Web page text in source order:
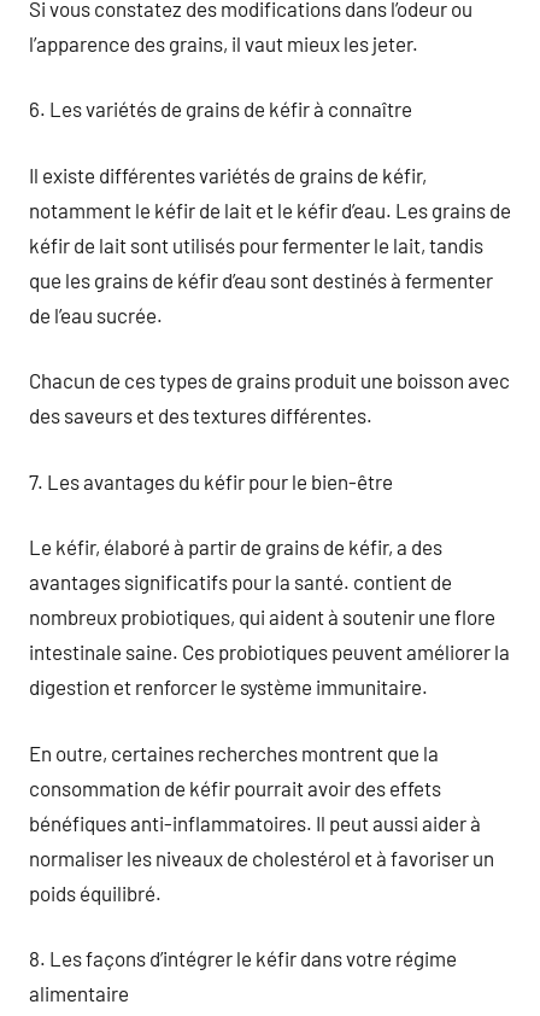
Si vous constatez des modifications dans l’odeur ou
l’apparence des grains, il vaut mieux les jeter.
6. Les variétés de grains de kéfir à connaître
Il existe différentes variétés de grains de kéfir,
notamment le kéfir de lait et le kéfir d’eau. Les grains de
kéfir de lait sont utilisés pour fermenter le lait, tandis
que les grains de kéfir d’eau sont destinés à fermenter
de l’eau sucrée.
Chacun de ces types de grains produit une boisson avec
des saveurs et des textures différentes.
7. Les avantages du kéfir pour le bien-être
Le kéfir, élaboré à partir de grains de kéfir, a des
avantages significatifs pour la santé. contient de
nombreux probiotiques, qui aident à soutenir une flore
intestinale saine. Ces probiotiques peuvent améliorer la
digestion et renforcer le système immunitaire.
En outre, certaines recherches montrent que la
consommation de kéfir pourrait avoir des effets
bénéfiques anti-inflammatoires. Il peut aussi aider à
normaliser les niveaux de cholestérol et à favoriser un
poids équilibré.
8. Les façons d’intégrer le kéfir dans votre régime
alimentaire